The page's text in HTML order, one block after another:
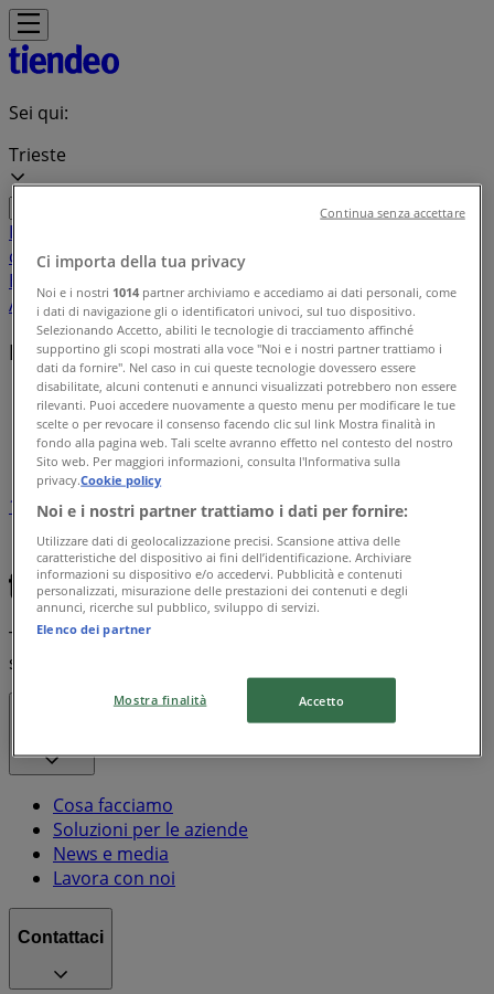
Sei qui:
Trieste
In Evidenza
casa e corpo Bricolage Arredamento
Benessere
AssicurazioniViaggiRistorantiServizi
Marchi locali
Tiendeo a Trieste»
Indice delle marche
1
Galassia
Chicco Frosta Disney Doro
Tiendeo fa parte di Shopfully, l'azienda tecnologica che
sta reinventando lo shopping locale in tutto il mondo.
Cosa facciamo
Soluzioni per le aziende
News e media
Lavora con noi
Contattaci
Ci importa della tua privacy
Noi e i nostri 1014 partner archiviamo e accediamo ai dati personali, come
i dati di navigazione gli o identificatori univoci, sul tuo dispositivo.
Selezionando Accetto, abiliti le tecnologie di tracciamento affinché
supportino gli scopi mostrati alla voce "Noi e i nostri partner trattiamo i
dati da fornire". Nel caso in cui queste tecnologie dovessero essere
disabilitate, alcuni contenuti e annunci visualizzati potrebbero non essere
rilevanti. Puoi accedere nuovamente a questo menu per modificare le tue
scelte o per revocare il consenso facendo clic sul link Mostra finalità in
fondo alla pagina web. Tali scelte avranno effetto nel contesto del nostro
Sito web. Per maggiori informazioni, consulta l'Informativa sulla
privacy.Cookie policy
Noi e i nostri partner trattiamo i dati per fornire:
Utilizzare dati di geolocalizzazione precisi. Scansione attiva delle
caratteristiche del dispositivo ai fini dell’identificazione. Archiviare
informazioni su dispositivo e/o accedervi. Pubblicità e contenuti
personalizzati, misurazione delle prestazioni dei contenuti e degli
annunci, ricerche sul pubblico, sviluppo di servizi.
Elenco dei partner
Mostra finalità Accetto
Continua senza accettare